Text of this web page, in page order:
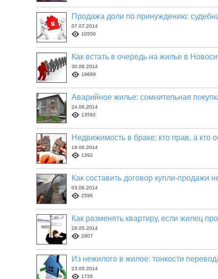
Продажа доли по принуждению:
07.07.2014
10550
Как встать в очередь на жилье в
30.06.2014
19689
Аварийное жилье: сомнительная
24.06.2014
13592
Недвижимость в браке: кто прав, а кто
19.06.2014
1392
Как составить договор купли-продажи
03.06.2014
2596
Как разменять квартиру, если жилец
28.05.2014
2907
Из нежилого в жилое: тонкости
23.05.2014
1726